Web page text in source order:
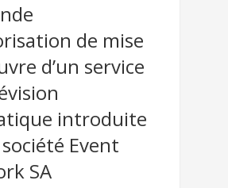
de mise
d’un service
introduite
Event
SA